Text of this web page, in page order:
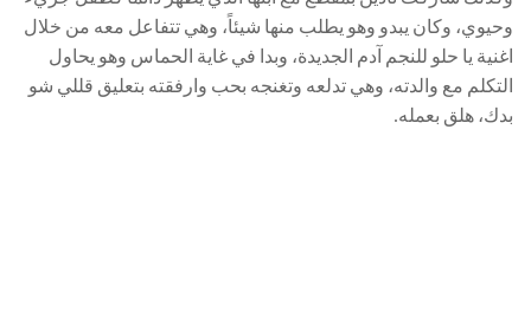
وحيوي، وكان يبدو وهو يطلب منها شيئاً، وهي تتفاعل معه من خلال
اغنية يا حلو للنجم آدم الجديدة، وبدا في غاية الحماس وهو يحاول
التكلم مع والدته، وهي تدلعه وتغنجه بحب وارفقته بتعليق قللي شو
بدك، هلق بعمله.